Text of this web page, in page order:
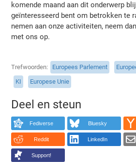
komende maand aan dit onderwerp
geïnteresseerd bent om betrokken te
nemen aan onze activiteiten, neem
met ons op.
Trefwoorden Europees Parlement
KI
Europese Unie
Deel en steun
Fediverse Bluesky
Reddit LinkedIn
Support!